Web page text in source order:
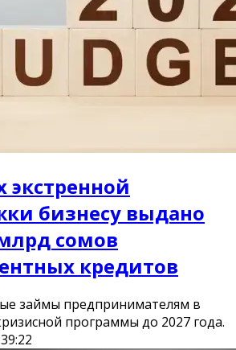
экстренной
бизнесу выдано
сомов
кредитов
займы предпринимателям в
программы до 2027 года.